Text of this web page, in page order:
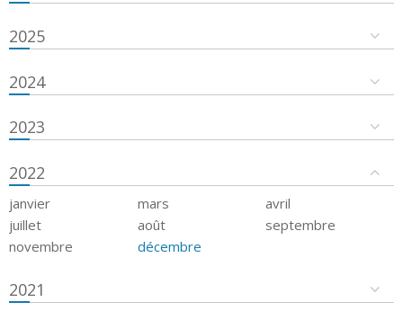
2025
2024
2023
2022
janvier mars
avril
juillet
août
septembre
novembre
décembre
2021